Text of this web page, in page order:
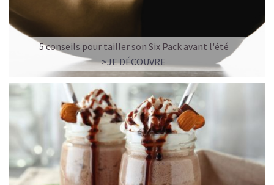
5 conseils pour tailler son Six Pack avant l'été
>JE DÉCOUVRE